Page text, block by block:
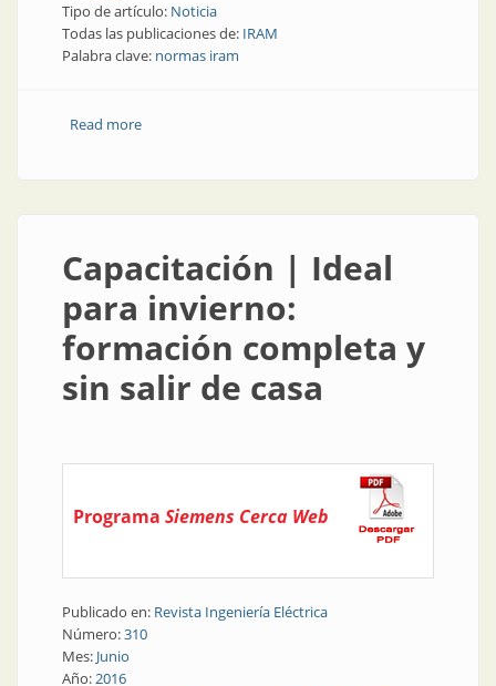
Tipo de artículo: Noticia
Todas las publicaciones de: IRAM
Palabra clave: normas iram
Read moreabout Normativa | Estado de normas en IRAM
Capacitación | Ideal
para invierno:
formación completa y
sin salir de casa
Programa Siemens Cerca Web
Publicado en: Revista Ingeniería Eléctrica
Número:310
Mes: Junio
Año:2016